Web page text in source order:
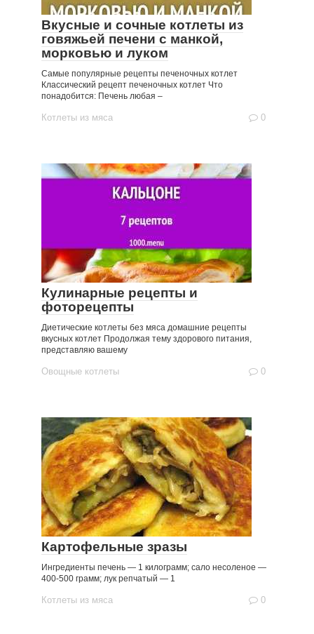
Вкусные и сочные котлеты из
говяжьей печени с манкой,
морковью и луком
Самые популярные рецепты печеночных котлет
Классический рецепт печеночных котлет Что
понадобится: Печень любая –
Котлеты из мяса 0
Кулинарные рецепты и
фоторецепты
Диетические котлеты без мяса домашние рецепты
вкусных котлет Продолжая тему здорового питания,
представляю вашему
Овощные котлеты 0
Картофельные зразы
Ингредиенты печень — 1 килограмм; сало несоленое —
400-500 грамм; лук репчатый — 1
Котлеты из мяса 0